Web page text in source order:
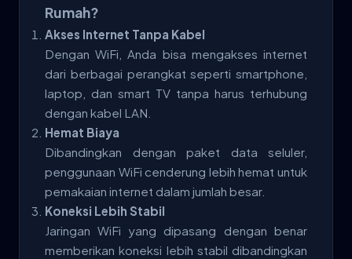
Rumah?
Akses Internet Tanpa Kabel
Dengan WiFi, Anda bisa mengakses internet
dari berbagai perangkat seperti smartphone,
laptop, dan smart TV tanpa harus terhubung
dengan kabel LAN.
Hemat Biaya
Dibandingkan dengan paket data seluler,
penggunaan WiFi cenderung lebih hemat untuk
pemakaian internet dalam jumlah besar.
Koneksi Lebih Stabil
Jaringan WiFi yang dipasang dengan benar
memberikan koneksi lebih stabil dibandingkan